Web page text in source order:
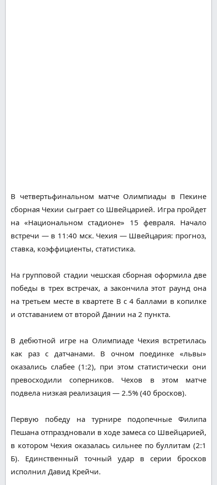
В четвертьфинальном матче Олимпиады в Пекине
сборная Чехии сыграет со Швейцарией. Игра пройдет
на «Национальном стадионе» 15 февраля. Начало
встречи — в 11:40 мск. Чехия — Швейцария: прогноз,
ставка, коэффициенты, статистика.
На групповой стадии чешская сборная оформила две
победы в трех встречах, а закончила этот раунд она
на третьем месте в квартете B с 4 баллами в копилке
и отставанием от второй Дании на 2 пункта.
В дебютной игре на Олимпиаде Чехия встретилась
как раз с датчанами. В очном поединке «львы»
оказались слабее (1:2), при этом статистически они
превосходили соперников. Чехов в этом матче
подвела низкая реализация — 2.5% (40 бросков).
Первую победу на турнире подопечные Филипа
Пешана отпраздновали в ходе замеса со Швейцарией,
в котором Чехия оказалась сильнее по буллитам (2:1
Б). Единственный точный удар в серии бросков
исполнил Давид Крейчи.